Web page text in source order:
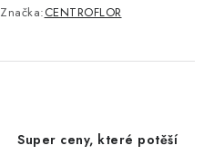
Značka:CENTROFLOR
Super ceny, které potěší